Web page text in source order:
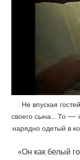
Не впуская
своего сына… То —
нарядно одетый в
«Он как белый